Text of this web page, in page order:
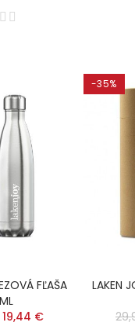
FĽAŠA
19,44 €
-35%
LAKEN